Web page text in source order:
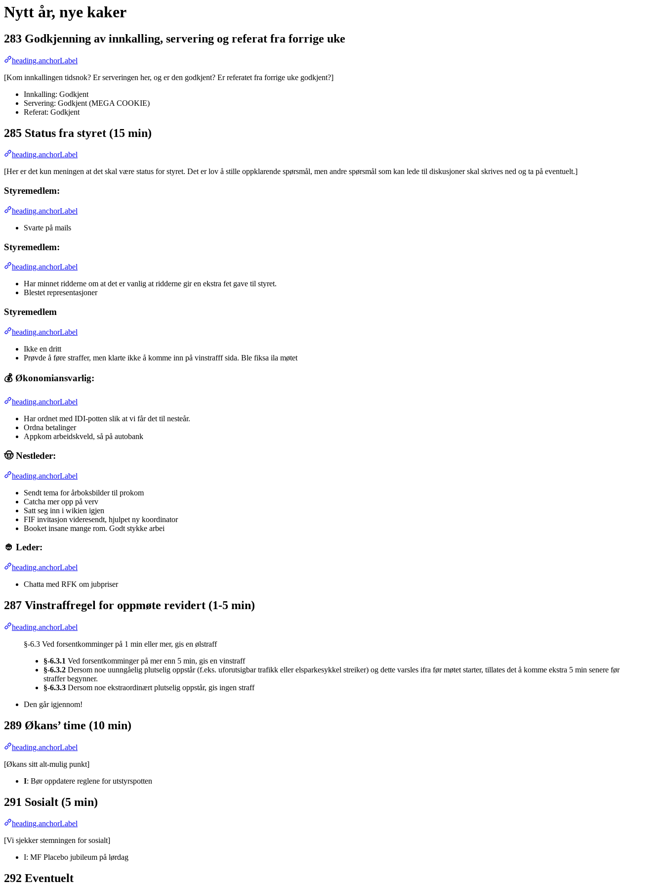
Nytt år, nye kaker
283 Godkjenning av innkalling, servering og referat fra forrige uke
heading.anchorLabel
[Kom innkallingen tidsnok? Er serveringen her, og er den godkjent? Er referatet fra forrige uke godkjent?]
Innkalling: Godkjent
Servering: Godkjent (MEGA COOKIE)
Referat: Godkjent
285 Status fra styret (15 min)
heading.anchorLabel
[Her er det kun meningen at det skal være status for styret. Det er lov å stille oppklarende spørsmål, men andre spørsmål som kan lede til diskusjoner skal skrives ned og ta på eventuelt.]
Styremedlem:
heading.anchorLabel
Svarte på mails
Styremedlem:
heading.anchorLabel
Har minnet ridderne om at det er vanlig at ridderne gir en ekstra fet gave til styret.
Blestet representasjoner
Styremedlem
heading.anchorLabel
Ikke en dritt
Prøvde å føre straffer, men klarte ikke å komme inn på vinstrafff sida. Ble fiksa ila møtet
💰 Økonomiansvarlig:
heading.anchorLabel
Har ordnet med IDI-potten slik at vi får det til nesteår.
Ordna betalinger
Appkom arbeidskveld, så på autobank
🤠 Nestleder:
heading.anchorLabel
Sendt tema for årboksbilder til prokom
Catcha mer opp på verv
Satt seg inn i wikien igjen
FIF invitasjon videresendt, hjulpet ny koordinator
Booket insane mange rom. Godt stykke arbei
👲 Leder:
heading.anchorLabel
Chatta med RFK om jubpriser
287 Vinstraffregel for oppmøte revidert (1-5 min)
heading.anchorLabel
§-6.3 Ved forsentkomminger på 1 min eller mer, gis en ølstraff
§-6.3.1 Ved forsentkomminger på mer enn 5 min, gis en vinstraff
§-6.3.2 Dersom noe uunngåelig plutselig oppstår (f.eks. uforutsigbar trafikk eller elsparkesykkel streiker) og dette varsles ifra før møtet starter, tillates det å komme ekstra 5 min senere før
straffer begynner.
§-6.3.3 Dersom noe ekstraordinært plutselig oppstår, gis ingen straff
Den går igjennom!
289 Økans’ time (10 min)
heading.anchorLabel
[Økans sitt alt-mulig punkt]
I: Bør oppdatere reglene for utstyrspotten
291 Sosialt (5 min)
heading.anchorLabel
[Vi sjekker stemningen for sosialt]
I: MF Placebo jubileum på lørdag
292 Eventuelt